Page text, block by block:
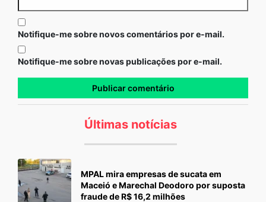
Notifique-me sobre novos comentários por e-mail.
Notifique-me sobre novas publicações por e-mail.
Últimas notícias
MPAL mira empresas de sucata em
Maceió e Marechal Deodoro por suposta
fraude de R$ 16,2 milhões